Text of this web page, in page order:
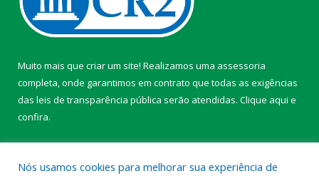
Muito mais que criar um site! Realizamos uma assessoria
completa, onde garantimos em contrato que todas as exigências
das leis de transparência pública serão atendidas. Clique aqui e
confira.
Nós usamos cookies para melhorar sua experiência de